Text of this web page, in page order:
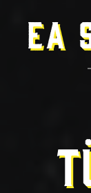
EA